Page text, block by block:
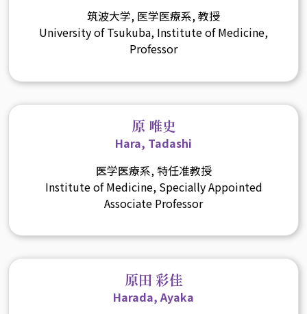
筑波大学, 医学医療系, 教授
University of Tsukuba, Institute of Medicine,
Professor
原 唯史
Hara, Tadashi
医学医療系, 特任准教授
Institute of Medicine, Specially Appointed
Associate Professor
原田 彩佳
Harada, Ayaka